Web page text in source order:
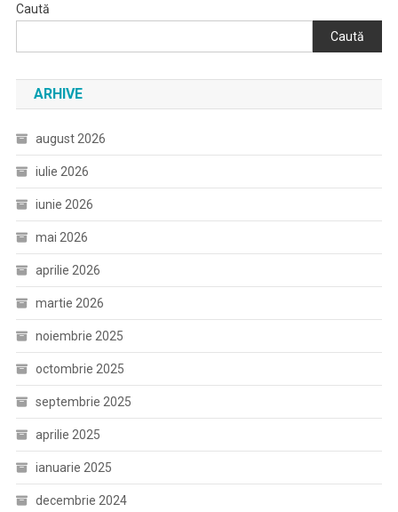
Caută
Caută
ARHIVE
august 2026
iulie 2026
iunie 2026
mai 2026
aprilie 2026
martie 2026
noiembrie 2025
octombrie 2025
septembrie 2025
aprilie 2025
ianuarie 2025
decembrie 2024